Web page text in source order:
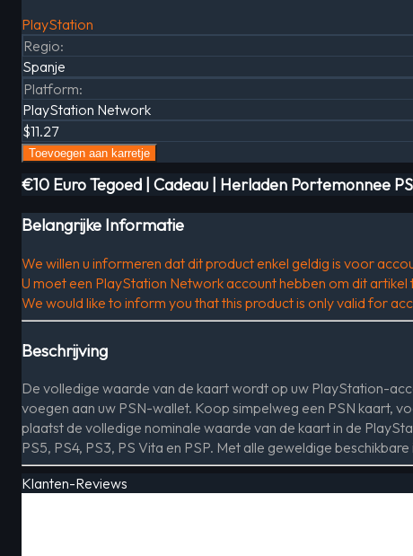
PlayStation
Regio:
Spanje
Platform:
PlayStation Network
$11.27
Toevoegen aan karretje
€10 Euro Tegoed | Cadeau | Herladen Portemonnee
Belangrijke Informatie
We willen u informeren dat dit product enkel geldig is voor
U moet een PlayStation Network account hebben om dit artikel
We would like to inform you that this product is only valid for
Beschrijving
De volledige waarde van de kaart wordt op uw PlayStation-
voegen aan uw PSN-wallet. Koop simpelweg een PSN kaart,
plaatst de volledige nominale waarde van de kaart in de
PS5, PS4, PS3, PS Vita en PSP. Met alle geweldige
Klanten-Reviews